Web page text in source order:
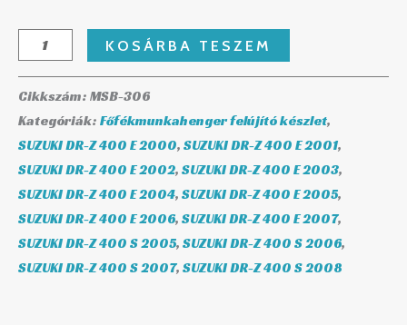
KOSÁRBA TESZEM
Cikkszám: MSB-306
Kategóriák: Főfékmunkahenger felújító készlet,
SUZUKI DR-Z 400 E 2000, SUZUKI DR-Z 400 E 2001,
SUZUKI DR-Z 400 E 2002, SUZUKI DR-Z 400 E 2003,
SUZUKI DR-Z 400 E 2004, SUZUKI DR-Z 400 E 2005,
SUZUKI DR-Z 400 E 2006, SUZUKI DR-Z 400 E 2007,
SUZUKI DR-Z 400 S 2005, SUZUKI DR-Z 400 S 2006,
SUZUKI DR-Z 400 S 2007, SUZUKI DR-Z 400 S 2008